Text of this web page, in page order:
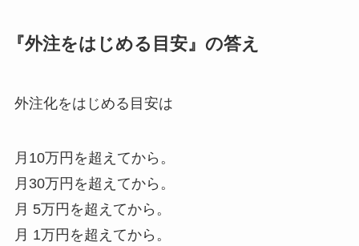
『外注をはじめる目安』の答え
外注化をはじめる目安は
月10万円を超えてから。
月30万円を超えてから。
月 5万円を超えてから。
月 1万円を超えてから。